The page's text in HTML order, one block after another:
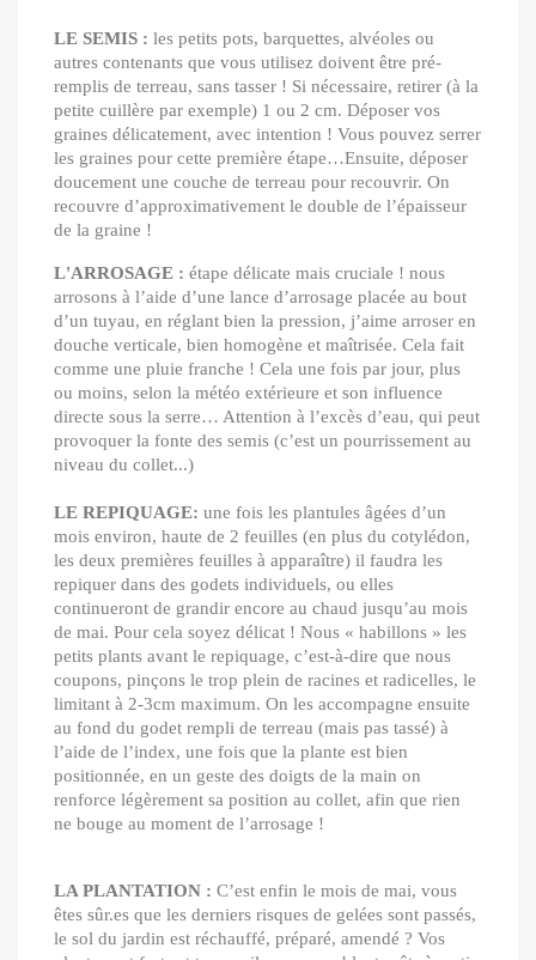
LE SEMIS : les petits pots, barquettes, alvéoles ou
autres contenants que vous utilisez doivent être pré-
remplis de terreau, sans tasser ! Si nécessaire, retirer (à la
petite cuillère par exemple) 1 ou 2 cm. Déposer vos
graines délicatement, avec intention ! Vous pouvez serrer
les graines pour cette première étape…Ensuite, déposer
doucement une couche de terreau pour recouvrir. On
recouvre d’approximativement le double de l’épaisseur
de la graine !
L'ARROSAGE : étape délicate mais cruciale ! nous
arrosons à l’aide d’une lance d’arrosage placée au bout
d’un tuyau, en réglant bien la pression, j’aime arroser en
douche verticale, bien homogène et maîtrisée. Cela fait
comme une pluie franche ! Cela une fois par jour, plus
ou moins, selon la météo extérieure et son influence
directe sous la serre… Attention à l’excès d’eau, qui peut
provoquer la fonte des semis (c’est un pourrissement au
niveau du collet...)
LE REPIQUAGE: une fois les plantules âgées d’un
mois environ, haute de 2 feuilles (en plus du cotylédon,
les deux premières feuilles à apparaître) il faudra les
repiquer dans des godets individuels, ou elles
continueront de grandir encore au chaud jusqu’au mois
de mai. Pour cela soyez délicat ! Nous « habillons » les
petits plants avant le repiquage, c’est-à-dire que nous
coupons, pinçons le trop plein de racines et radicelles, le
limitant à 2-3cm maximum. On les accompagne ensuite
au fond du godet rempli de terreau (mais pas tassé) à
l’aide de l’index, une fois que la plante est bien
positionnée, en un geste des doigts de la main on
renforce légèrement sa position au collet, afin que rien
ne bouge au moment de l’arrosage !
LA PLANTATION : C’est enfin le mois de mai, vous
êtes sûr.es que les derniers risques de gelées sont passés,
le sol du jardin est réchauffé, préparé, amendé ? Vos